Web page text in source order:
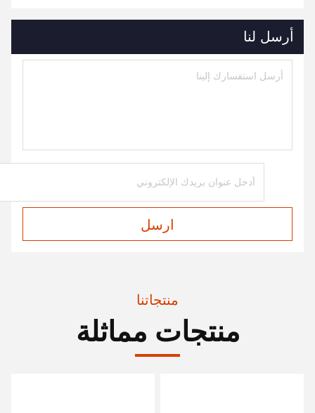
أرسل لنا
ارسل
منتجاتنا
منتجات مماثلة